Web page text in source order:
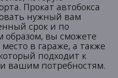
Прокат автобокса
нужный вам
срок и по
образом, вы сможете
в гараже, а также
подходит к
вашим потребностям.